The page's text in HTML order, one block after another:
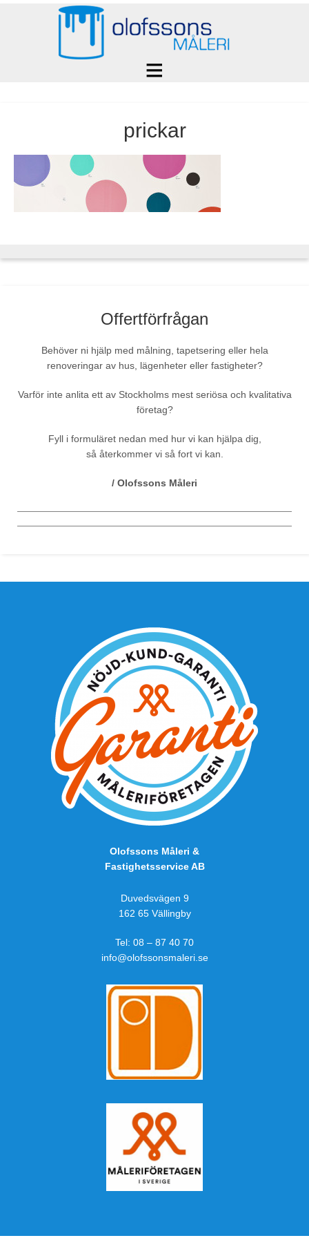
prickar
Offertförfrågan
Behöver ni hjälp med målning, tapetsering eller hela
renoveringar av hus, lägenheter eller fastigheter?
Varför inte anlita ett av Stockholms mest seriösa och kvalitativa
företag?
Fyll i formuläret nedan med hur vi kan hjälpa dig,
så återkommer vi så fort vi kan.
/ Olofssons Måleri
Olofssons Måleri &
Fastighetsservice AB
Duvedsvägen 9
162 65 Vällingby
Tel: 08 – 87 40 70
info@olofssonsmaleri.se